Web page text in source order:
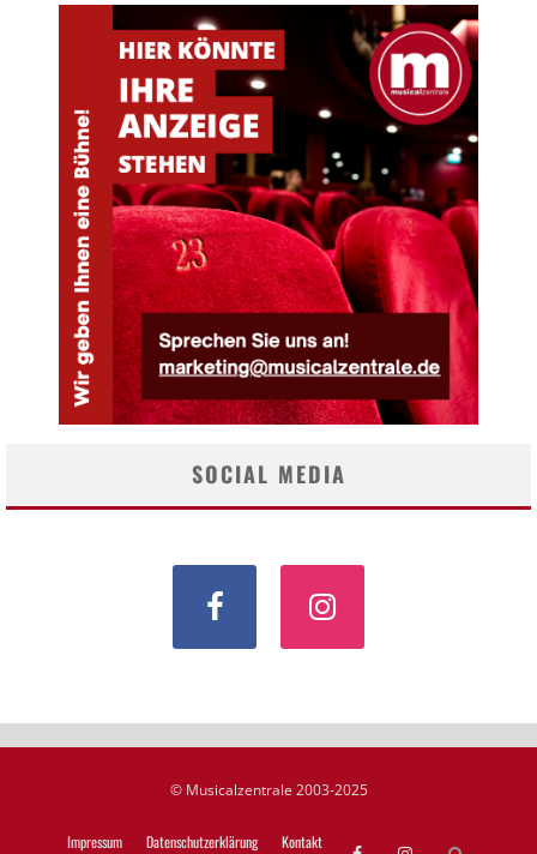
SOCIAL MEDIA
© Musicalzentrale 2003-2025
Impressum Datenschutzerklärung Kontakt